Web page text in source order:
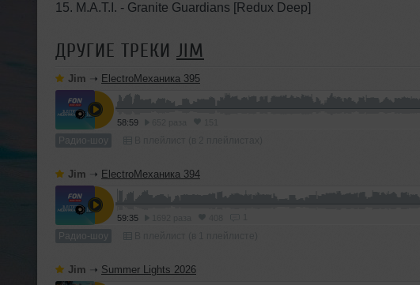
15. M.A.T.I. - Granite Guardians [Redux Deep]
ДРУГИЕ ТРЕКИ JIM
Jim ➝ ElectroМеханика 395
58:59
Радио-шоу
Jim ➝ ElectroМеханика 394
59:35
Радио-шоу
Jim ➝ Summer Lights 2026